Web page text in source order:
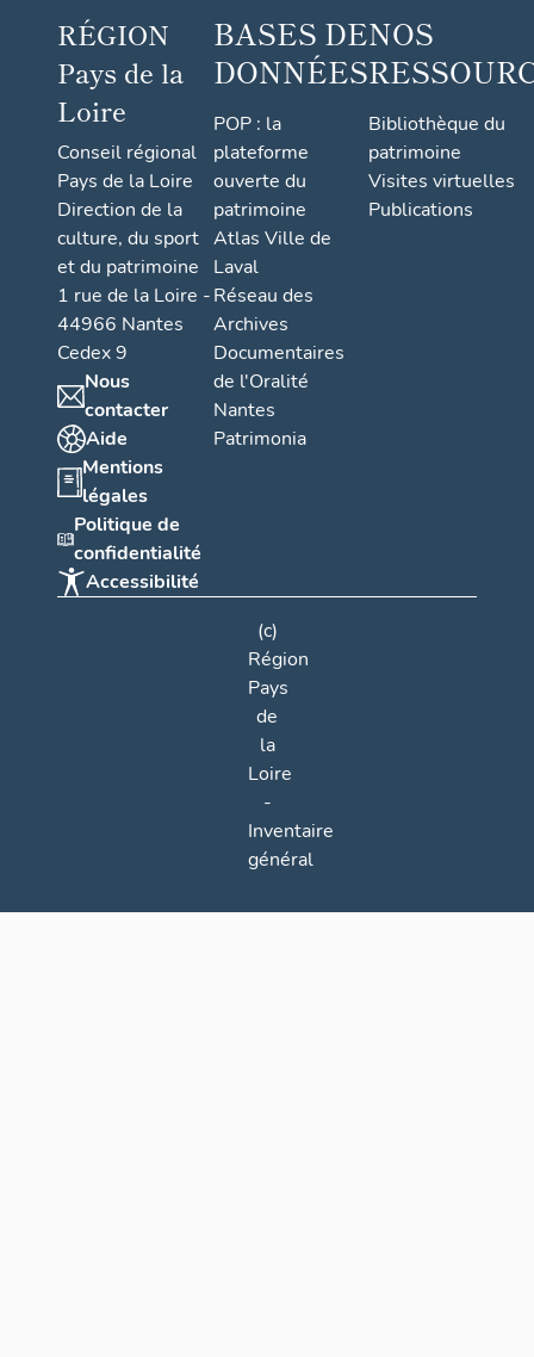
RÉGION
Pays de la
Loire
Conseil régional
Pays de la Loire
Direction de la
culture, du sport
et du patrimoine
1 rue de la Loire -
44966 Nantes
Cedex 9
Nous
contacter
Aide
Mentions
légales
Politique de
confidentialité
Accessibilité
BASES DE
DONNÉES
POP : la
plateforme
ouverte du
patrimoine
Atlas Ville de
Laval
Réseau des
Archives
Documentaires
de l'Oralité
Nantes
Patrimonia
NOS
Bibliothèque du
patrimoine
Visites virtuelles
Publications
(c)
Région
Pays
de
la
Loire
-
Inventaire
général